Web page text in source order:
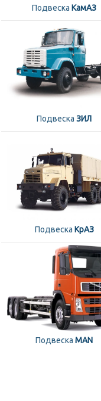
Подвеска КамАЗ
Подвеска ЗИЛ
Подвеска КрАЗ
Подвеска MAN